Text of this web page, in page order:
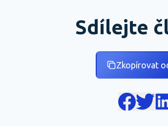
Sdílejte
Zkopírovat